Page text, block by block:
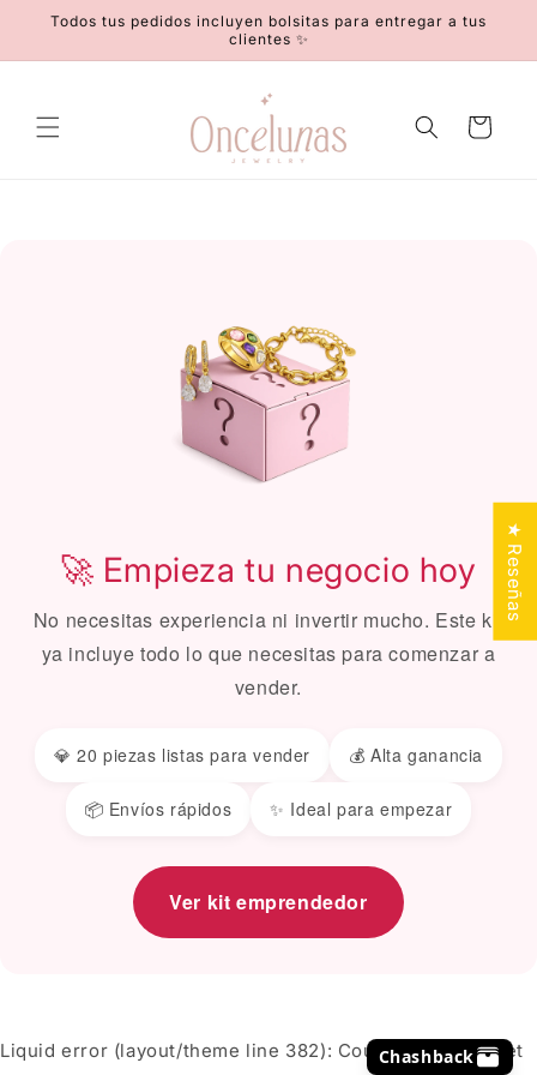
directamente
Todos tus pedidos incluyen bolsitas para entregar a tus
clientes ✨
Carrito
🚀 Empieza tu negocio hoy
No necesitas experiencia ni invertir mucho. Este kit
ya incluye todo lo que necesitas para comenzar a
vender.
💎 20 piezas listas para vender 💰 Alta ganancia
📦 Envíos rápidos ✨ Ideal para empezar
Ver kit emprendedor
Liquid error (layout/theme line 382): Could not find asset
★ Reseñas